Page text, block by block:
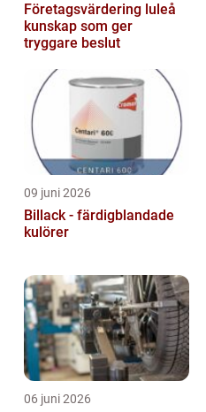
Företagsvärdering luleå
kunskap som ger
tryggare beslut
09 juni 2026
Billack - färdigblandade
kulörer
06 juni 2026